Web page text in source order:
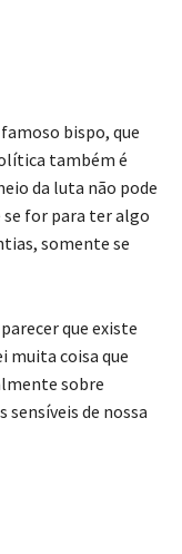
bispo, que
também é
da luta não pode
for para ter algo
somente se
que existe
muita coisa que
sobre
de nossa